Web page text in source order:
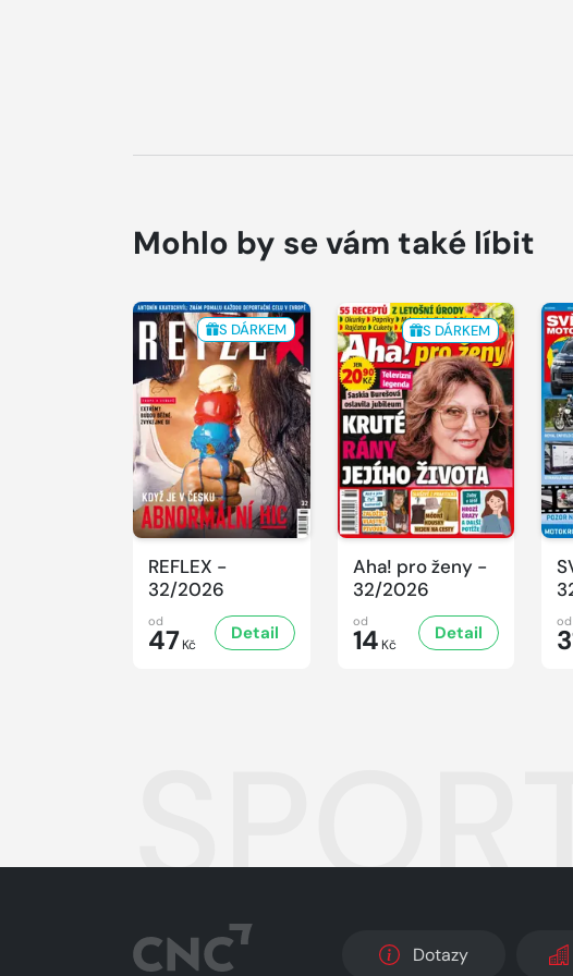
Mohlo by se vám také líbit
S DÁRKEM
REFLEX -
32/2026
od
47 Kč
Detail
S DÁRKEM
Aha! pro ženy -
32/2026
od
14 Kč
Detail
od
Dotazy